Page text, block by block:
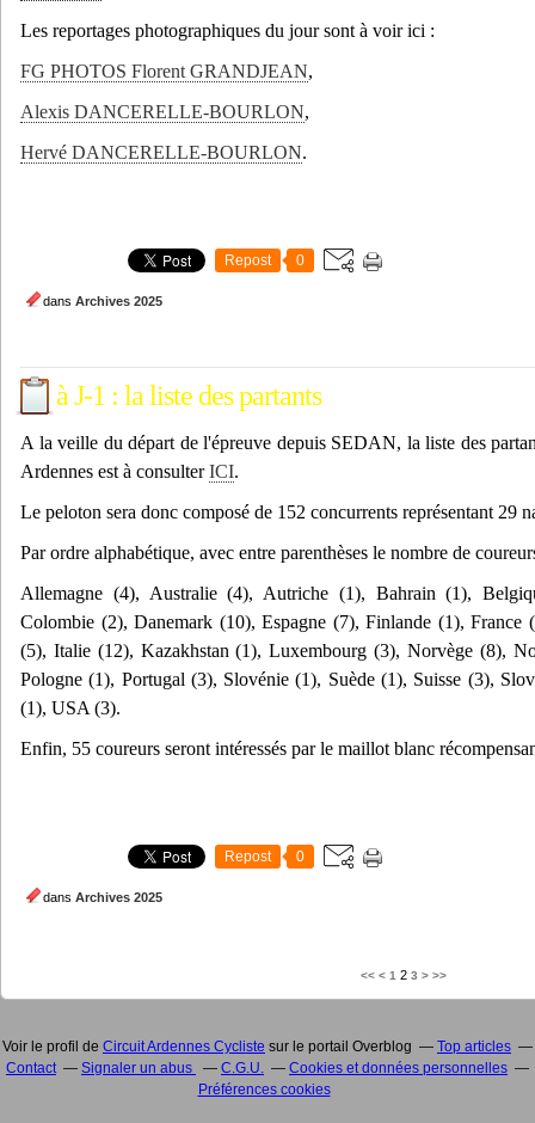
Les reportages photographiques du jour sont à voir ici :
FG PHOTOS Florent GRANDJEAN,
Alexis DANCERELLE-BOURLON,
Hervé DANCERELLE-BOURLON.
Repost 0
dans Archives 2025
à J-1 : la liste des partants
A la veille du départ de l'épreuve depuis SEDAN, la liste des
Ardennes est à consulterICI.
Le peloton sera donc composé de 152 concurrents représentant 29
Par ordre alphabétique, avec entre parenthèses le nombre de
Allemagne (4), Australie (4), Autriche (1), Bahrain (1),
Colombie (2), Danemark (10), Espagne (7), Finlande (1), France
(5), Italie (12), Kazakhstan (1), Luxembourg (3), Norvège (8),
Pologne (1), Portugal (3), Slovénie (1), Suède (1), Suisse (3),
(1), USA (3).
Enfin, 55 coureurs seront intéressés par le maillot blanc
Repost 0
dans Archives 2025
<< < 1 2 3 > >>
Voir le profil de Circuit Ardennes Cycliste sur le portail Overblog
Top articles
Contact
Signaler un abus C.G.U.
Cookies et données personnelles
Préférences cookies